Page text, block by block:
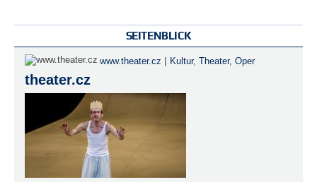
SEITENBLICK
www.theater.cz | Kultur, Theater, Oper
theater.cz